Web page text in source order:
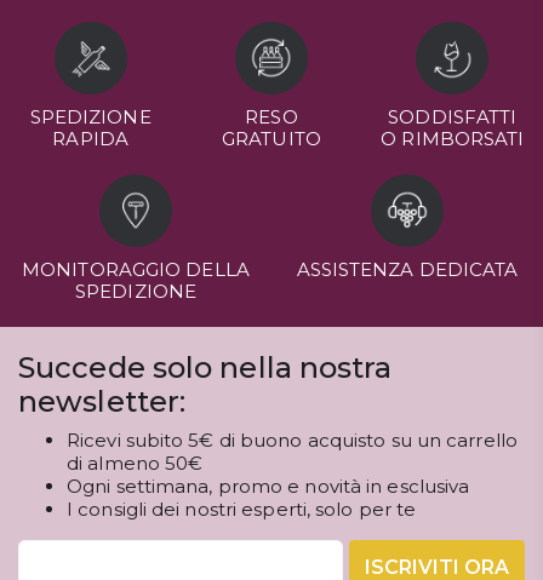
SPEDIZIONE
RAPIDA
RESO
GRATUITO
SODDISFATTI
O RIMBORSATI
MONITORAGGIO DELLA
SPEDIZIONE
ASSISTENZA DEDICATA
Succede solo nella nostra
newsletter:
Ricevi subito 5€ di buono acquisto su un carrello
di almeno 50€
Ogni settimana, promo e novità in esclusiva
I consigli dei nostri esperti, solo per te
ISCRIVITI ORA